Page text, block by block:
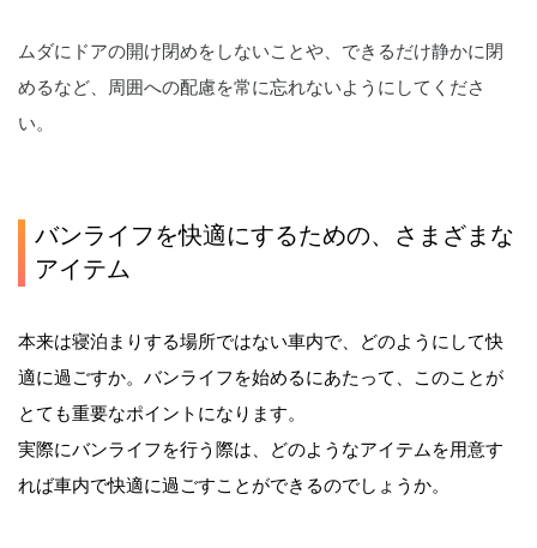
ムダにドアの開け閉めをしないことや、できるだけ静かに閉
めるなど、周囲への配慮を常に忘れないようにしてくださ
い。
バンライフを快適にするための、さまざまな
アイテム
本来は寝泊まりする場所ではない車内で、どのようにして快
適に過ごすか。バンライフを始めるにあたって、このことが
とても重要なポイントになります。
実際にバンライフを行う際は、どのようなアイテムを用意す
れば車内で快適に過ごすことができるのでしょうか。